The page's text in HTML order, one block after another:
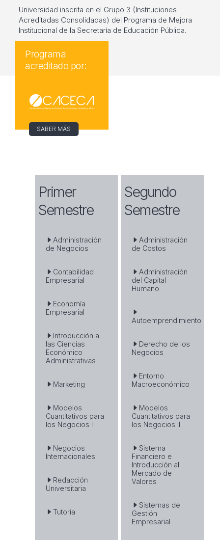
Universidad inscrita en el Grupo 3 (Instituciones
Acreditadas Consolidadas) del Programa de Mejora
Institucional de la Secretaría de Educación Pública.
Programa
acreditado por:
SABER MÁS
Primer
Semestre
Administración
de Negocios
Contabilidad
Empresarial
Economía
Empresarial
Introducción a
las Ciencias
Económico
Administrativas
Marketing
Modelos
Cuantitativos para
los Negocios I
Negocios
Internacionales
Redacción
Universitaria
Tutoría
Segundo
Semestre
Administración
de Costos
Administración
del Capital
Humano
Autoemprendimiento
Derecho de los
Negocios
Entorno
Macroeconómico
Modelos
Cuantitativos para
los Negocios II
Sistema
Financiero e
Introducción al
Mercado de
Valores
Sistemas de
Gestión
Empresarial